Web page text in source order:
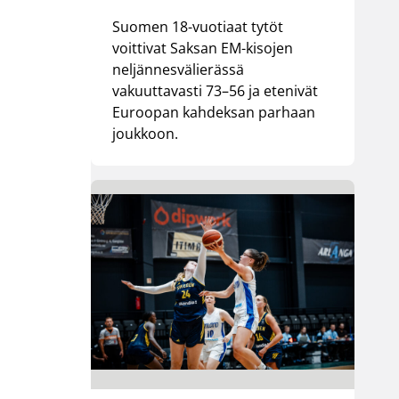
Suomen 18-vuotiaat tytöt
voittivat Saksan EM-kisojen
neljännesvälierässä
vakuuttavasti 73–56 ja etenivät
Euroopan kahdeksan parhaan
joukkoon.